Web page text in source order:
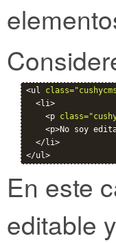
<ul
  <li>
    <p
<p>No soy
  </li>
En este
editable